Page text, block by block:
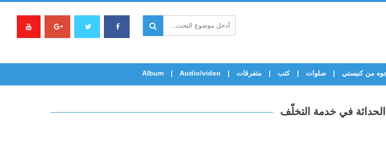
من كنيستي صلوات كتب متفرقات Audio/video
Album
الحداثة في خدمة التخلّف